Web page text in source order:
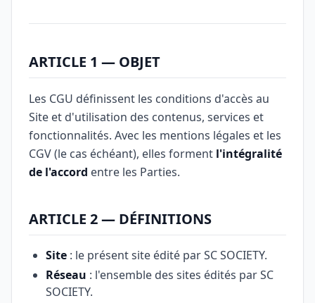
ARTICLE 1 — OBJET
Les CGU définissent les conditions d'accès au
Site et d'utilisation des contenus, services et
fonctionnalités. Avec les mentions légales et les
CGV (le cas échéant), elles forment l'intégralité
de l'accord entre les Parties.
ARTICLE 2 — DÉFINITIONS
Site : le présent site édité par SC SOCIETY.
Réseau : l'ensemble des sites édités par SC
SOCIETY.